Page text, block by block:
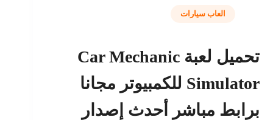
العاب سيارات
تحميل لعبة Car Mechanic
Simulator للكمبيوتر مجانا
برابط مباشر أحدث إصدار